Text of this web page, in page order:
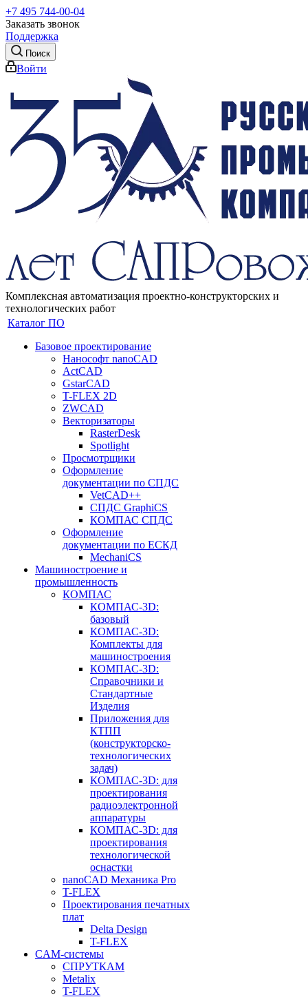
+7 495 744-00-04
Заказать звонок
Поддержка
Поиск
Войти
Комплексная автоматизация проектно-конструкторских и
технологических работ
Каталог ПО
Базовое проектирование
Нанософт nanoCAD
ActCAD
GstarCAD
T-FLEX 2D
ZWCAD
Векторизаторы
RasterDesk
Spotlight
Просмотрщики
Оформление
документации по СПДС
VetCAD++
СПДС GraphiCS
КОМПАС СПДС
Оформление
документации по ЕСКД
MechaniCS
Машиностроение и
промышленность
КОМПАС
КОМПАС-3D:
базовый
КОМПАС-3D:
Комплекты для
машиностроения
КОМПАС-3D:
Справочники и
Стандартные
Изделия
Приложения для
КТПП
(конструкторско-
технологических
задач)
КОМПАС-3D: для
проектирования
радиоэлектронной
аппаратуры
КОМПАС-3D: для
проектирования
технологической
оснастки
nanoCAD Механика Pro
T-FLEX
Проектирования печатных
плат
Delta Design
T-FLEX
CAM-системы
СПРУТКAM
Metalix
T-FLEX